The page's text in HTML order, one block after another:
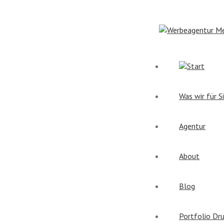
Start
Was wir für
Agentur
About
Blog
Portfolio